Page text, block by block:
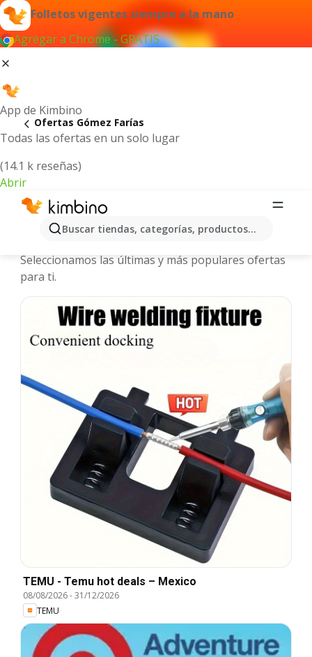
Folletos vigentes siempre a la mano
Agregar a Chrome - GRATIS
App de Kimbino
Todas las ofertas en un solo lugar
(14.1 k reseñas)
Abrir
Buscar tiendas, categorías, productos...
Ofertas Gómez Farías
Gómez Farías - Folletos y ofertas
Seleccionamos las últimas y más populares ofertas
para ti.
TEMU - Temu hot deals – Mexico
08/08/2026-31/12/2026
TEMU